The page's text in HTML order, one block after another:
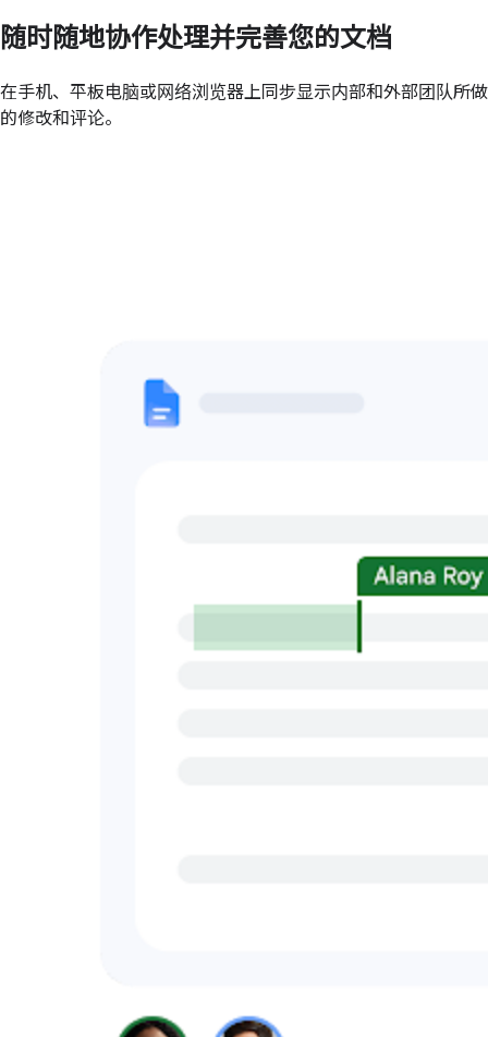
随时随地协作处理并完善您的文档
在手机、平板电脑或网络浏览器上同步显示内部和外部团队所做
的修改和评论。